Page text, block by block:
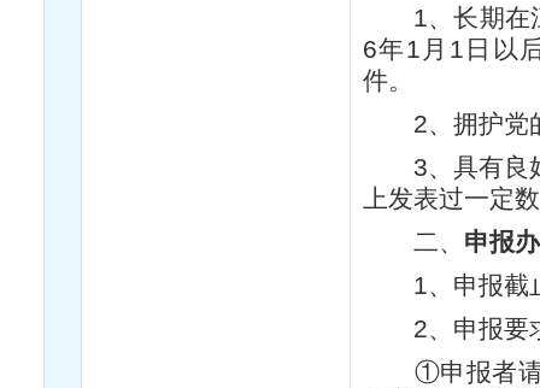
1、长期在江
6年1月1日以
件。
2、拥护党的
3、具有良好
上发表过一定
二、 申报
1、申报截
2、申报要
①申报者请认